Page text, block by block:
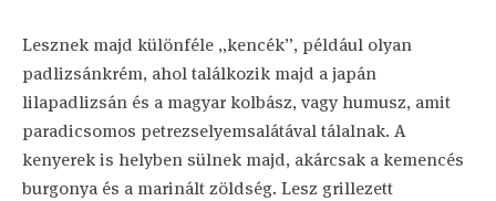
Lesznek majd különféle „kencék”, például olyan
padlizsánkrém, ahol találkozik majd a japán
lilapadlizsán és a magyar kolbász, vagy humusz, amit
paradicsomos petrezselyemsalátával tálalnak. A
kenyerek is helyben sülnek majd, akárcsak a kemencés
burgonya és a marinált zöldség. Lesz grillezett